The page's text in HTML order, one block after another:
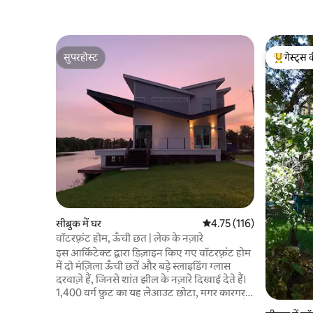
सुपरहोस्ट
सुपरहोस्ट
सीब्रुक में घर औसत रेटिंग 5 में से 4.75, 116
4.75 (116)
वॉटरफ़्रंट होम, ऊँची छत | लेक के नज़ारे
इस आर्किटेक्ट द्वारा डिज़ाइन किए गए वॉटरफ़्रंट होम
में दो मंज़िला ऊँची छतें और बड़े स्लाइडिंग ग्लास
दरवाज़े हैं, जिनसे शांत झील के नज़ारे दिखाई देते हैं।
1,400 वर्ग फ़ुट का यह लेआउट छोटा, मगर कारगर है
गेस्ट्स का
गेस्ट्स